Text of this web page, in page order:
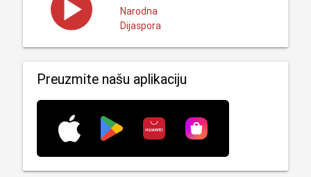
Narodna
Dijaspora
Preuzmite našu aplikaciju